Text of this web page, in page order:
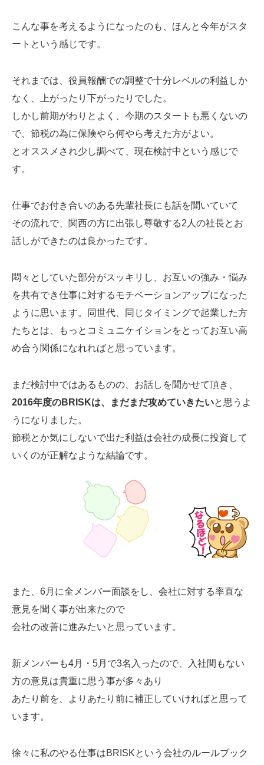
こんな事を考えるようになったのも、ほんと今年がスタ
ートという感じです。
それまでは、役員報酬での調整で十分レベルの利益しか
なく、上がったり下がったりでした。
しかし前期がわりとよく、今期のスタートも悪くないの
で、節税の為に保険やら何やら考えた方がよい。
とオススメされ少し調べて、現在検討中という感じで
す。
仕事でお付き合いのある先輩社長にも話を聞いていて
その流れで、関西の方に出張し尊敬する2人の社長とお
話しができたのは良かったです。
悶々としていた部分がスッキリし、お互いの強み・悩み
を共有でき仕事に対するモチベーションアップになった
ように思います。同世代、同じタイミングで起業した方
たちとは、もっとコミュニケイションをとってお互い高
め合う関係になれればと思っています。
まだ検討中ではあるものの、お話しを聞かせて頂き、
2016年度のBRISKは、まだまだ攻めていきたいと思うよ
うになりました。
節税とか気にしないで出た利益は会社の成長に投資して
いくのが正解なような結論です。
また、6月に全メンバー面談をし、会社に対する率直な
意見を聞く事が出来たので
会社の改善に進みたいと思っています。
新メンバーも4月・5月で3名入ったので、入社間もない
方の意見は貴重に思う事が多々あり
あたり前を、よりあたり前に補正していければと思って
います。
徐々に私のやる仕事はBRISKという会社のルールブック